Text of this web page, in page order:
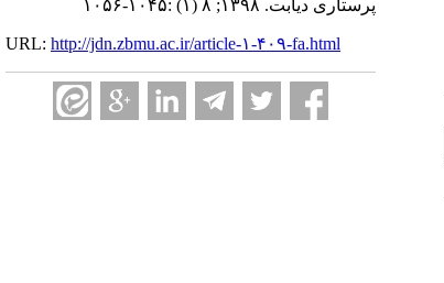
پرستاری دیابت. ۱۳۹۸; ۸ (۱) :۱۰۴۵-۱۰۵۶
URL: http://jdn.zbmu.ac.ir/article-۱-۴۰۹-fa.html